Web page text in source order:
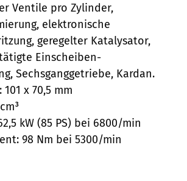
Ventile pro Zylinder,
elektronische
geregelter Katalysator,
Einscheiben-
Sechsganggetriebe, Kardan.
x 70,5 mm
kW (85 PS) bei 6800/min
98 Nm bei 5300/min